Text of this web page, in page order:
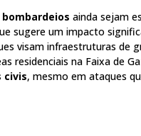
bombardeios ainda sejam
sugere um impacto
visam infraestruturas de
residenciais na Faixa de
civis, mesmo em ataques